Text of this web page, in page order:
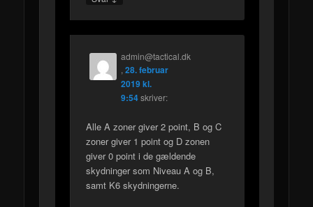
admin@tactical.dk
, 28. februar
2019 kl.
9:54 skriver:
Alle A zoner giver 2 point, B og C
zoner giver 1 point og D zonen
giver 0 point i de gældende
skydninger som Niveau A og B,
samt K6 skydningerne.